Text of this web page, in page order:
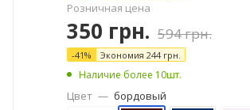
Розничная цена
350 грн. 594грн.
-41% Экономия 244грн.
Наличие более 10шт.
Цвет — бордовый